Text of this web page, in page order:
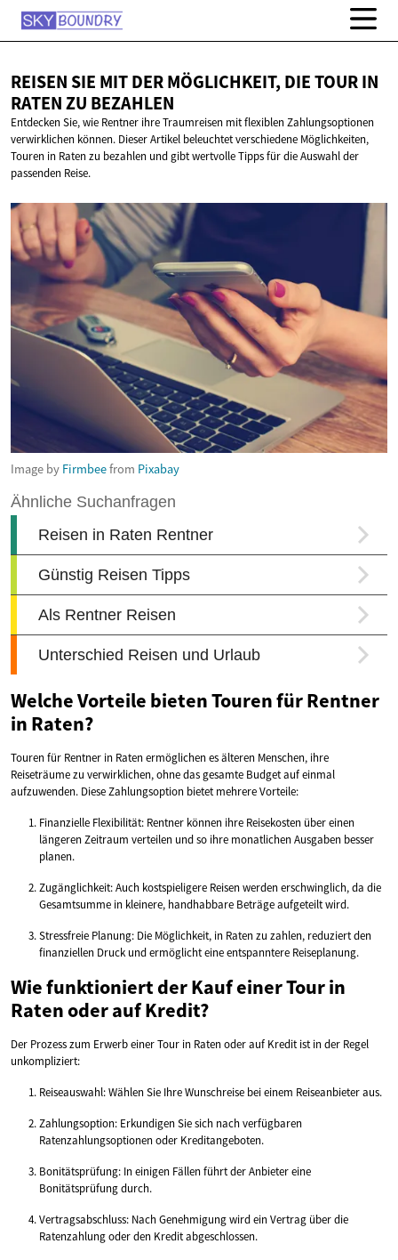
REISEN SIE MIT DER MÖGLICHKEIT, DIE TOUR IN
RATENZU BEZAHLEN
Entdecken Sie, wie Rentner ihre Traumreisen mit flexiblen Zahlungsoptionen
verwirklichen können. Dieser Artikel beleuchtet verschiedene Möglichkeiten,
Touren in Raten zu bezahlen und gibt wertvolle Tipps für die Auswahl der
passenden Reise.
Image by Firmbeefrom Pixabay
Welche Vorteile bieten Touren für Rentner
in Raten?
Touren für Rentner in Raten ermöglichen es älteren Menschen, ihre
Reiseträume zu verwirklichen, ohne das gesamte Budget auf einmal
aufzuwenden. Diese Zahlungsoption bietet mehrere Vorteile:
Finanzielle Flexibilität: Rentner können ihre Reisekosten über einen
längeren Zeitraum verteilen und so ihre monatlichen Ausgaben besser
planen.
Zugänglichkeit: Auch kostspieligere Reisen werden erschwinglich, da die
Gesamtsumme in kleinere, handhabbare Beträge aufgeteilt wird.
Stressfreie Planung: Die Möglichkeit, in Raten zu zahlen, reduziert den
finanziellen Druck und ermöglicht eine entspanntere Reiseplanung.
Wie funktioniert der Kauf einer Tour in
Raten oder auf Kredit?
Der Prozess zum Erwerb einer Tour in Raten oder auf Kredit ist in der Regel
unkompliziert:
Reiseauswahl: Wählen Sie Ihre Wunschreise bei einem Reiseanbieter aus.
Zahlungsoption: Erkundigen Sie sich nach verfügbaren
Ratenzahlungsoptionen oder Kreditangeboten.
Bonitätsprüfung: In einigen Fällen führt der Anbieter eine
Bonitätsprüfung durch.
Vertragsabschluss: Nach Genehmigung wird ein Vertrag über die
Ratenzahlung oder den Kredit abgeschlossen.